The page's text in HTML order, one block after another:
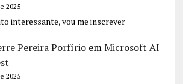
2025
interessante, vou me inscrever
Pereira PorfírioemMicrosoft AI
2025